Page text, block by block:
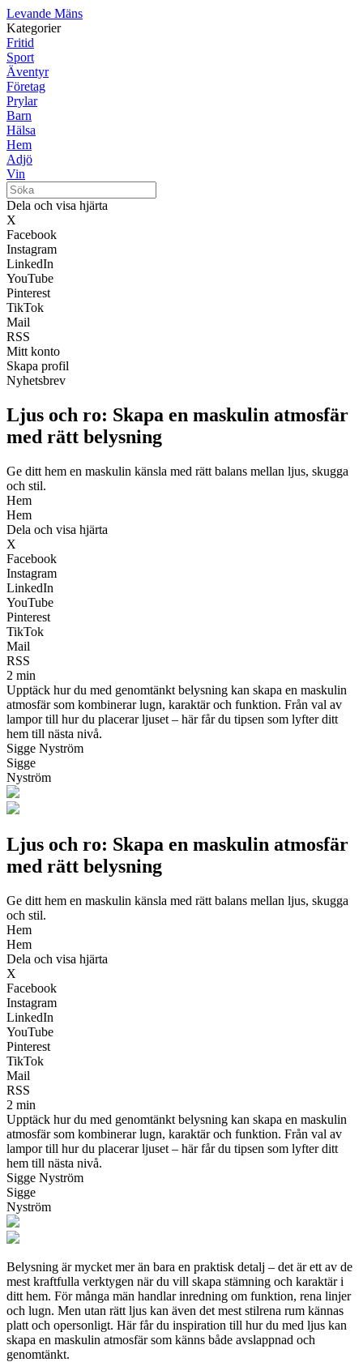
Levande Mäns
Kategorier
Fritid
Sport
Äventyr
Företag
Prylar
Barn
Hälsa
Hem
Adjö
Vin
Dela och visa hjärta
X
Facebook
Instagram
LinkedIn
YouTube
Pinterest
TikTok
Mail
RSS
Mitt konto
Skapa profil
Nyhetsbrev
Ljus och ro: Skapa en maskulin atmosfär
med rätt belysning
Ge ditt hem en maskulin känsla med rätt balans mellan ljus, skugga
och stil.
Hem
Hem
Dela och visa hjärta
X
Facebook
Instagram
LinkedIn
YouTube
Pinterest
TikTok
Mail
RSS
2 min
Upptäck hur du med genomtänkt belysning kan skapa en maskulin
atmosfär som kombinerar lugn, karaktär och funktion. Från val av
lampor till hur du placerar ljuset – här får du tipsen som lyfter ditt
hem till nästa nivå.
Sigge Nyström
Sigge
Nyström
Ljus och ro: Skapa en maskulin atmosfär
med rätt belysning
Ge ditt hem en maskulin känsla med rätt balans mellan ljus, skugga
och stil.
Hem
Hem
Dela och visa hjärta
X
Facebook
Instagram
LinkedIn
YouTube
Pinterest
TikTok
Mail
RSS
2 min
Upptäck hur du med genomtänkt belysning kan skapa en maskulin
atmosfär som kombinerar lugn, karaktär och funktion. Från val av
lampor till hur du placerar ljuset – här får du tipsen som lyfter ditt
hem till nästa nivå.
Sigge Nyström
Sigge
Nyström
Belysning är mycket mer än bara en praktisk detalj – det är ett av de
mest kraftfulla verktygen när du vill skapa stämning och karaktär i
ditt hem. För många män handlar inredning om funktion, rena linjer
och lugn. Men utan rätt ljus kan även det mest stilrena rum kännas
platt och opersonligt. Här får du inspiration till hur du med ljus kan
skapa en maskulin atmosfär som känns både avslappnad och
genomtänkt.